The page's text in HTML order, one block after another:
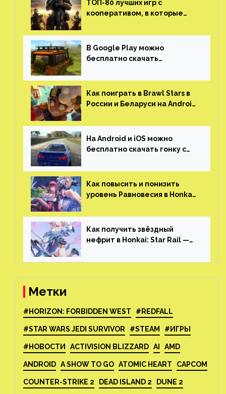
ТОП-80 лучших игр с
кооперативом, в которые
(никаких MMO)
В Google Play можно
бесплатно скачать
открытым миром, прокачкой,
гонками и тюнингом машины
Как поиграть в Brawl Stars в
России и Беларуси на Android
На Android и iOS можно
бесплатно скачать гонку с
который больше, чем в
Skyrim и GTA: San Andreas
Как повысить и понизить
уровень Равновесия в Honkai:
Как получить звёздный
нефрит в Honkai: Star Rail —
Метки
#HORIZON: FORBIDDEN WEST #REDFALL
#STAR WARS JEDI SURVIVOR #STEAM #ИГРЫ
#НОВОСТИ ACTIVISION BLIZZARD AI AMD
ANDROID A SHOW TO GO ATOMIC HEART CAPCOM
COUNTER-STRIKE 2 DEAD ISLAND 2 DUNE 2